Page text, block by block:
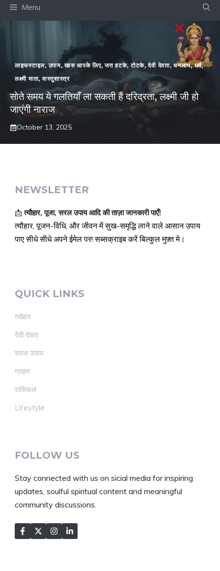
Menu
लाइफस्टाइल,उपाय,खास आपके लिए,जरा हटके,टोटके,देवी देवता,धनलाभ,धर्म,
लक्ष्मी माता,वास्तुशास्त्र
सोते समय ये गलतियाँ ला सकती हैं दरिद्रता, लक्ष्मी जी हो
जाएंगी नाराज
October 13, 2025
NEWSLETTER
📩त्यौहार, पूजा, सरल उपाय आदि की ताज़ा जानकारी पाएँ!
त्यौहार, पूजन-विधि, और जीवन में सुख-समृद्धि लाने वाले आसान उपाय
पाए सीधे सीधे अपने ईमेल पर! सब्सक्राइब करें बिल्कुल मुफ़्त मे।
QUICK LINKS
त्योहार
देवी देवता
सरल उपाय
ग्रहण
रासिफल
Lifestyle
FOLLOW US
Stay connected with us on sicial media for inspiring
updates, soulful spiritual content and meaningful
community discussions.